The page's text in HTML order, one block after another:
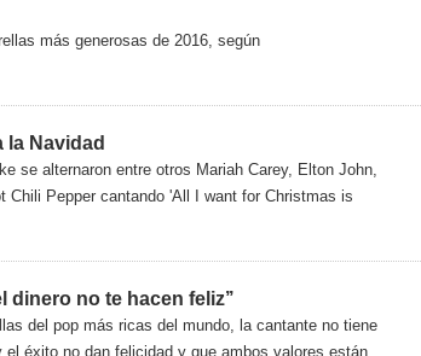
más generosas de 2016, según
la Navidad
se alternaron entre otros Mariah Carey, Elton John,
Chili Pepper cantando 'All I want for Christmas is
dinero no te hacen feliz’’
del pop más ricas del mundo, la cantante no tiene
el éxito no dan felicidad y que ambos valores están